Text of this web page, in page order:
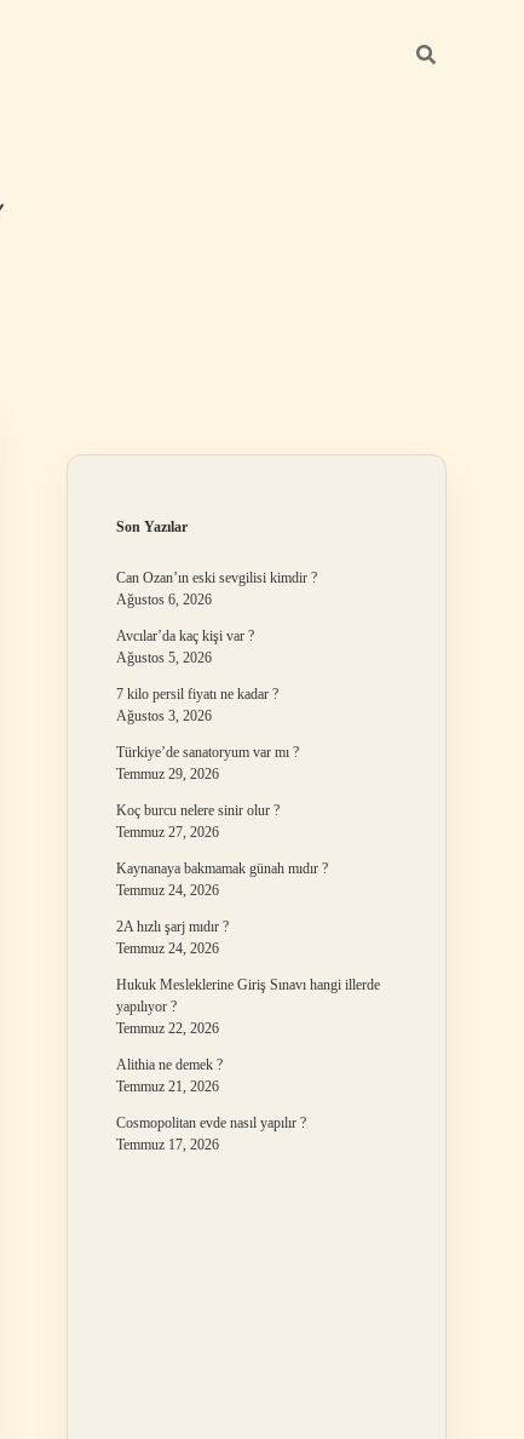
Son Yazılar
Can Ozan’ın eski sevgilisi kimdir ?
Ağustos 6, 2026
Avcılar’da kaç kişi var ?
Ağustos 5, 2026
7 kilo persil fiyatı ne kadar ?
Ağustos 3, 2026
Türkiye’de sanatoryum var mı ?
Temmuz 29, 2026
Koç burcu nelere sinir olur ?
Temmuz 27, 2026
Kaynanaya bakmamak günah mıdır ?
Temmuz 24, 2026
2A hızlı şarj mıdır ?
Temmuz 24, 2026
Hukuk Mesleklerine Giriş Sınavı hangi illerde
yapılıyor ?
Temmuz 22, 2026
Alithia ne demek ?
Temmuz 21, 2026
Cosmopolitan evde nasıl yapılır ?
Temmuz 17, 2026